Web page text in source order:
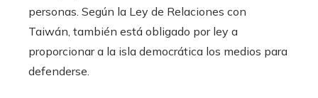
personas. Según la Ley de Relaciones con
Taiwán, también está obligado por ley a
proporcionar a la isla democrática los medios para
defenderse.